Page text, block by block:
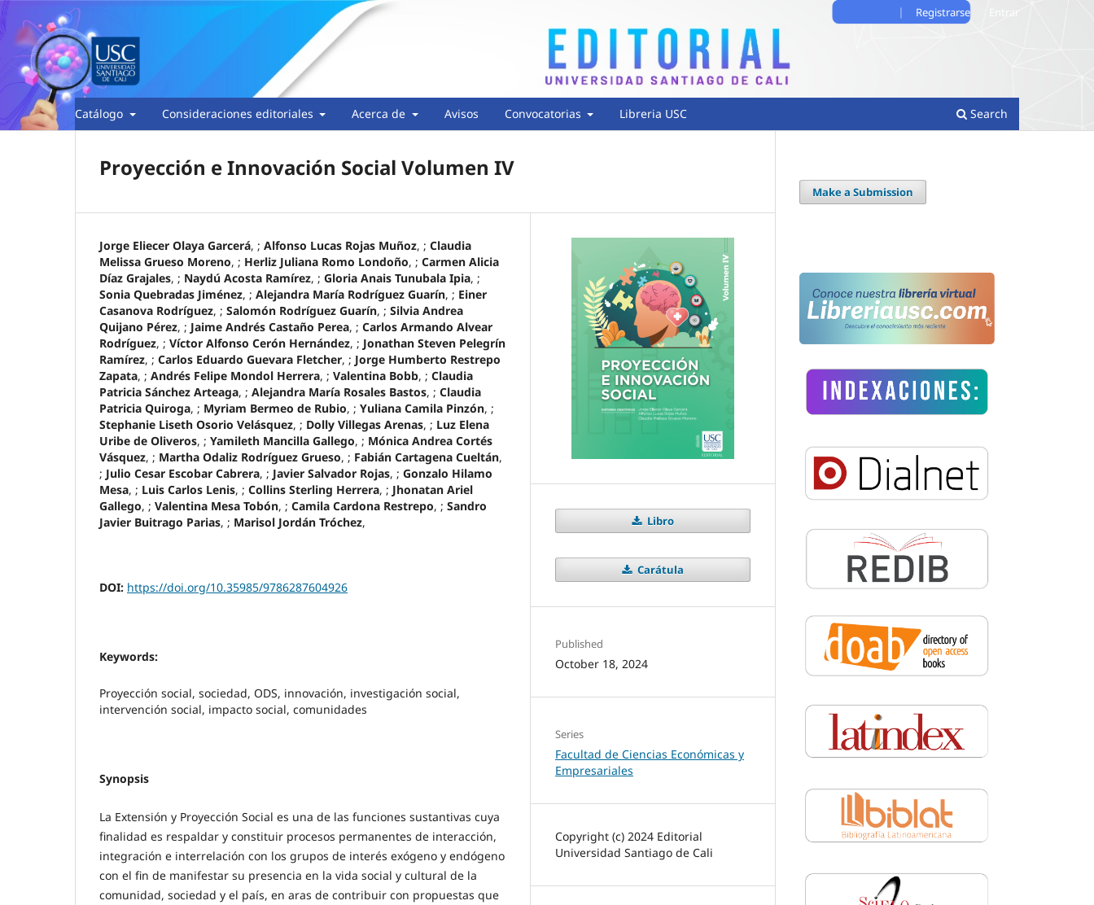
Catálogo Consideraciones editoriales Acerca de Avisos Convocatorias Libreria USC Search
Registrarse
Proyección e Innovación Social Volumen IV
Jorge Eliecer Olaya Garcerá, ; Alfonso Lucas Rojas Muñoz, ; Claudia
Melissa Grueso Moreno, ; Herliz Juliana Romo Londoño, ; Carmen Alicia
Díaz Grajales, ; Naydú Acosta Ramírez, ; Gloria Anais Tunubala Ipia, ;
Sonia Quebradas Jiménez, ; Alejandra María Rodríguez Guarín, ; Einer
Casanova Rodríguez, ; Salomón Rodríguez Guarín, ; Silvia Andrea
Quijano Pérez, ; Jaime Andrés Castaño Perea, ; Carlos Armando Alvear
Rodríguez, ; Víctor Alfonso Cerón Hernández, ; Jonathan Steven Pelegrín
Ramírez, ; Carlos Eduardo Guevara Fletcher, ; Jorge Humberto Restrepo
Zapata, ; Andrés Felipe Mondol Herrera, ; Valentina Bobb, ; Claudia
Patricia Sánchez Arteaga, ; Alejandra María Rosales Bastos, ; Claudia
Patricia Quiroga, ; Myriam Bermeo de Rubio, ; Yuliana Camila Pinzón, ;
Stephanie Liseth Osorio Velásquez, ; Dolly Villegas Arenas, ; Luz Elena
Uribe de Oliveros, ; Yamileth Mancilla Gallego, ; Mónica Andrea Cortés
Vásquez, ; Martha Odaliz Rodríguez Grueso, ; Fabián Cartagena Cueltán,
; Julio Cesar Escobar Cabrera, ; Javier Salvador Rojas, ; Gonzalo Hilamo
Mesa, ; Luis Carlos Lenis, ; Collins Sterling Herrera, ; Jhonatan Ariel
Gallego, ; Valentina Mesa Tobón, ; Camila Cardona Restrepo, ; Sandro
Javier Buitrago Parias, ; Marisol Jordán Tróchez,
DOI: https://doi.org/10.35985/9786287604926
Keywords:
Proyección social, sociedad, ODS, innovación, investigación social,
intervención social, impacto social, comunidades
Synopsis
La Extensión y Proyección Social es una de las funciones sustantivas cuya
finalidad es respaldar y constituir procesos permanentes de interacción,
integración e interrelación con los grupos de interés exógeno y endógeno
con el fin de manifestar su presencia en la vida social y cultural de la
comunidad, sociedad y el país, en aras de contribuir con propuestas que
Libro
Carátula
Published
October 18, 2024
Series
Facultad de Ciencias Económicas y
Empresariales
Copyright (c) 2024 Editorial
Universidad Santiago de Cali
Make a Submission